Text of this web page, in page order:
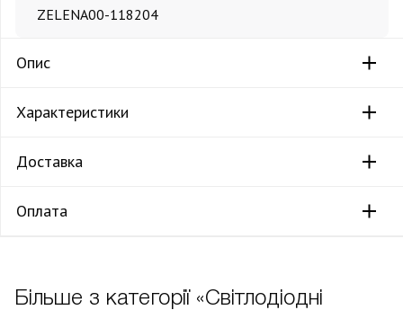
ZELENA00-118204
Опис
Характеристики
Доставка
Оплата
Більше з категорії «Світлодіодні